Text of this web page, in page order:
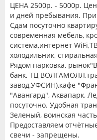
ЦЕНА 2500р. - 5000р.
и дней пребывания.
Сдам посуточно
современная мебель,
система,интернет
холодильник,
Рядом парковка,
банк, ТЦ
завод,УФСИН),кафе
"Авангард", Аквапарк,
посуточно. Удобная
Зеленый, воинская
Предоставляем
свечи - запрещены.